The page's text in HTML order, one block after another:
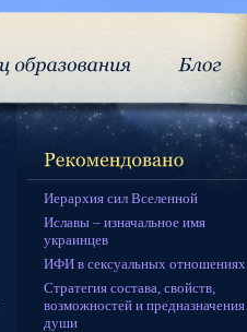
Иерархия сил Вселенной
Иславы – изначальное имя
украинцев
ИФИ в сексуальных отношениях
Стратегия состава, свойств,
возможностей и предназначения
души